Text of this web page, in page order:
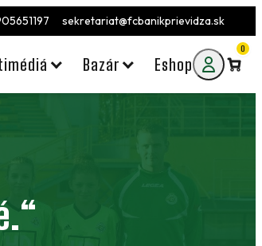
sekretariat@fcbanikprievidza.sk
Bazár Eshop
0